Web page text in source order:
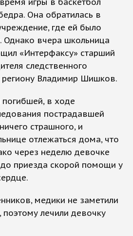
Она обратилась в
где ей было
Однако вчера школьница
«Интерфаксу» старший
следственного
Владимир Шишков.
в ходе
пострадавшей
страшного, и
отлежаться дома, что
через неделю девочке
приезда скорой помощи у
медики не заметили
поэтому лечили девочку